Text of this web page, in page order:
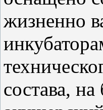
жизненно
состава,